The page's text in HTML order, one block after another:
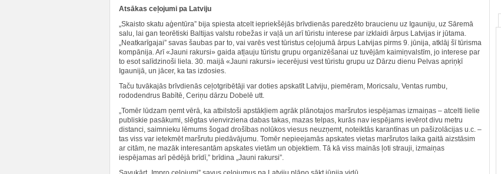
Atsākas ceļojumi pa Latviju
„Skaisto skatu aģentūra” bija spiesta atcelt iepriekšējās brīvdienās paredzēto braucienu uz Igauniju, uz Sāremā
salu, lai gan teorētiski Baltijas valstu robežas ir vaļā un arī tūristu interese par izklaidi ārpus Latvijas ir jūtama.
„Neatkarīgajai” savas šaubas par to, vai varēs vest tūristus ceļojumā ārpus Latvijas pirms 9. jūnija, atklāj šī tūrisma
kompānija. Arī «Jauni rakursi» gaida atļauju tūristu grupu organizēšanai uz tuvējām kaimiņvalstīm, jo interese par
to esot salīdzinoši liela. 30. maijā «Jauni rakursi» iecerējusi vest tūristu grupu uz Dārzu dienu Pelvas apriņķī
Igaunijā, un jācer, ka tas izdosies.
Taču tuvākajās brīvdienās ceļotgribētāji var doties apskatīt Latviju, piemēram, Moricsalu, Ventas rumbu,
rododendrus Babītē, Ceriņu dārzu Dobelē utt.
„Tomēr lūdzam ņemt vērā, ka atbilstoši apstākļiem agrāk plānotajos maršrutos iespējamas izmaiņas ‒ atcelti lielie
publiskie pasākumi, slēgtas vienvirziena dabas takas, mazas telpas, kurās nav iespējams ievērot divu metru
distanci, saimnieku lēmums šogad drošības nolūkos viesus neuzņemt, noteiktās karantīnas un pašizolācijas u.c. ‒
tas viss var ietekmēt maršrutu piedāvājumu. Tomēr nepieejamās apskates vietas maršrutos laika gaitā aizstāsim
ar citām, ne mazāk interesantām apskates vietām un objektiem. Tā kā viss mainās ļoti strauji, izmaiņas
iespējamas arī pēdējā brīdī,” brīdina „Jauni rakursi”.